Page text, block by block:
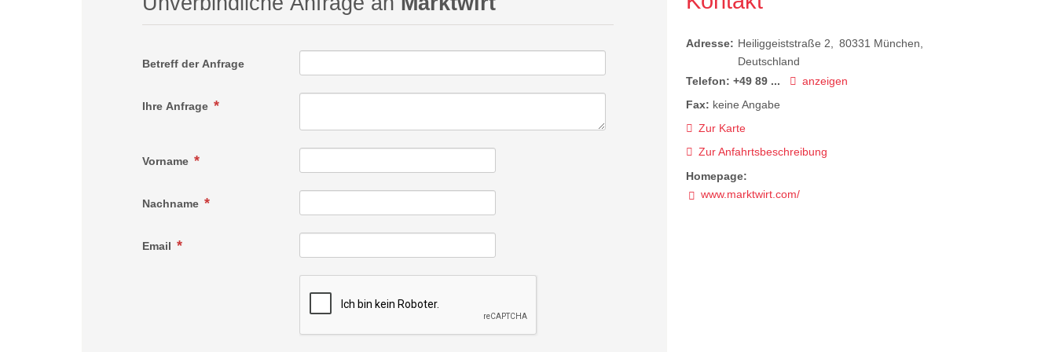
Betreff der Anfrage
Ihre Anfrage
Vorname
Nachname
Email
Adresse: Heiliggeiststraße 2 80331 München
Deutschland
Telefon: +49 89 ...
anzeigen
Fax: keine Angabe
Zur Karte
Zur Anfahrtsbeschreibung
Homepage:
www.marktwirt.com/